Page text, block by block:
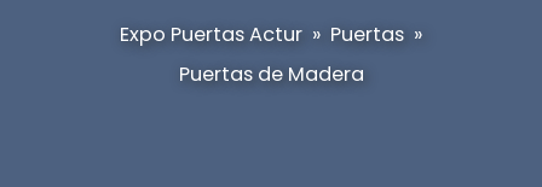
Expo Puertas Actur » Puertas »
Puertas de Madera